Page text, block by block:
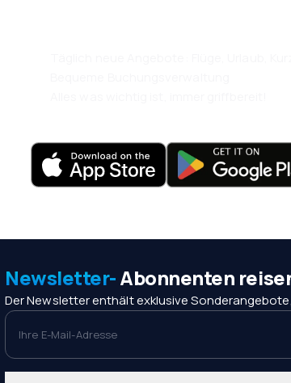
Newsletter-Abonnenten
Der Newsletter enthält exklusive
Ihre E-Mail-Adresse